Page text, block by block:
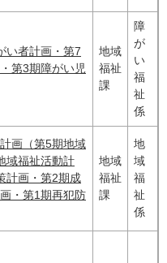
い者計画・第7
第3期障がい児
地域
福祉
課
障
が
い
福
祉
係
画（第5期地域
域福祉活動計
計画・第2期成
・第1期再犯防
地域
福祉
課
地
域
福
祉
係